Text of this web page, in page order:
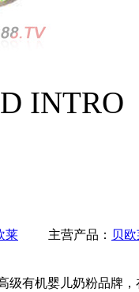
INTRO
莱 主营产品： 贝
级有机婴儿奶粉品牌